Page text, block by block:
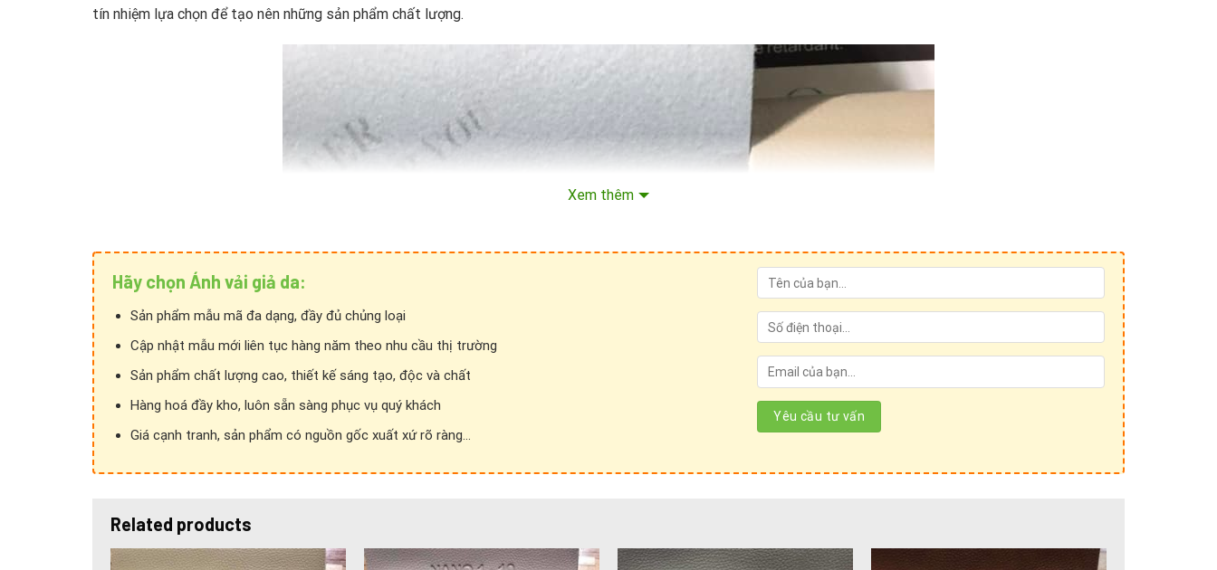
tín nhiệm lựa chọn để tạo nên những sản phẩm chất lượng.
Xem thêm
Hãy chọn Ánh vải giả da:
Sản phẩm mẫu mã đa dạng, đầy đủ chủng loại
Cập nhật mẫu mới liên tục hàng năm theo nhu cầu thị trường
Sản phẩm chất lượng cao, thiết kế sáng tạo, độc và chất
Hàng hoá đầy kho, luôn sẵn sàng phục vụ quý khách
Giá cạnh tranh, sản phẩm có nguồn gốc xuất xứ rõ ràng...
Related products